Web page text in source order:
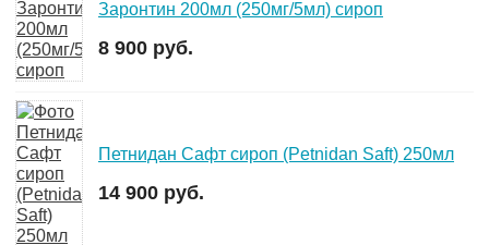
Заронтин 200мл (250мг/5мл) сироп
8 900 руб.
Петнидан Сафт сироп (Petnidan Saft) 250мл
14 900 руб.